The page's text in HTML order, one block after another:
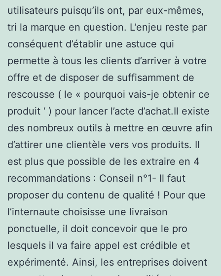
utilisateurs puisqu’ils ont, par eux-mêmes,
tri la marque en question. L’enjeu reste par
conséquent d’établir une astuce qui
permette à tous les clients d’arriver à votre
offre et de disposer de suffisamment de
rescousse ( le « pourquoi vais-je obtenir ce
produit ‘ ) pour lancer l’acte d’achat.Il existe
des nombreux outils à mettre en œuvre afin
d’attirer une clientèle vers vos produits. Il
est plus que possible de les extraire en 4
recommandations : Conseil n°1- Il faut
proposer du contenu de qualité ! Pour que
l’internaute choisisse une livraison
ponctuelle, il doit concevoir que le pro
lesquels il va faire appel est crédible et
expérimenté. Ainsi, les entreprises doivent